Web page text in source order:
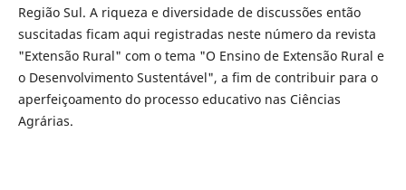
Região Sul. A riqueza e diversidade de discussões então
suscitadas ficam aqui registradas neste número da revista
"Extensão Rural" com o tema "O Ensino de Extensão Rural e
o Desenvolvimento Sustentável", a fim de contribuir para o
aperfeiçoamento do processo educativo nas Ciências
Agrárias.